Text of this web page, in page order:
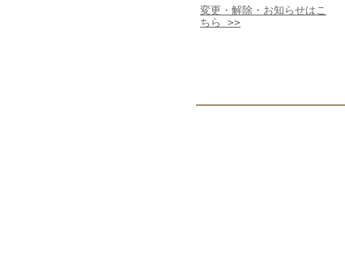
変更・解除・お知らせはこ
ちら >>